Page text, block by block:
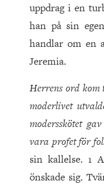
uppdrag i en
han på sin
handlar om en
Jeremia.
Herrens ord
moderlivet
modersskötet
vara profet för
sin kallelse. 1
önskade sig.